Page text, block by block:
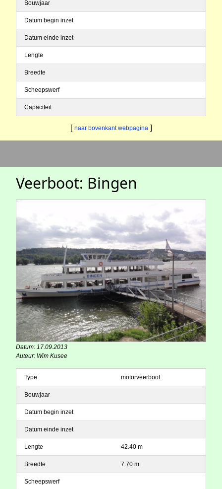
Bouwjaar
Datum begin inzet
Datum einde inzet
Lengte
Breedte
Scheepswerf
Capaciteit
[ naar bovenkant webpagina ]
Veerboot: Bingen
Datum: 17.09.2013
Auteur: Wim Kusee
Type motorveerboot
Bouwjaar
Datum begin inzet
Datum einde inzet
Lengte 42.40 m
Breedte 7.70 m
Scheepswerf